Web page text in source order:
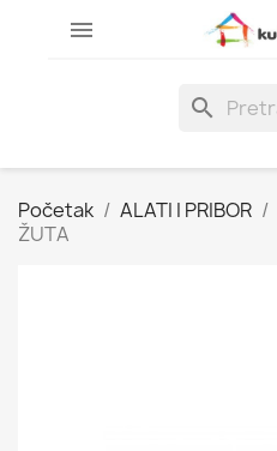

search
Početak ALATI I PRIBOR
ŽUTA